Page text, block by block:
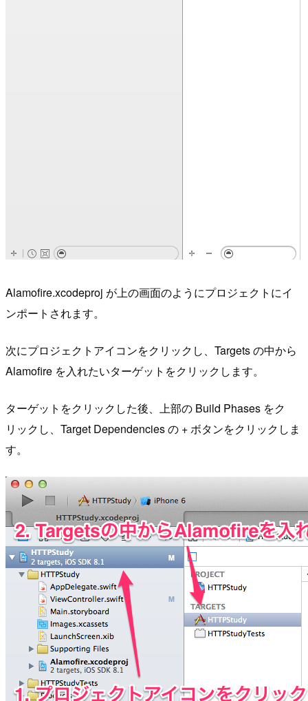
Alamofire.xcodeproj が上の画面のようにプロジェクトにイ
ンポートされます。
次にプロジェクトアイコンをクリックし、Targets の中から
Alamofire を入れたいターゲットをクリックします。
ターゲットをクリックした後、上部の Build Phases をク
リックし、Target Dependencies の + ボタンをクリックしま
す。